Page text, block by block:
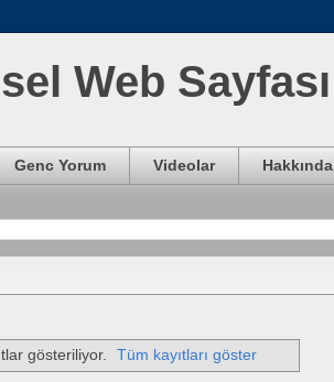
Web Sayfası
Genc Yorum Videolar Hakkında
gösteriliyor. Tüm kayıtları göster